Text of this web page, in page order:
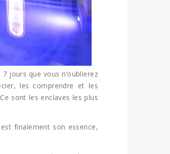
jours que vous n’oublierez
les comprendre et les
sont les enclaves les plus
finalement son essence,